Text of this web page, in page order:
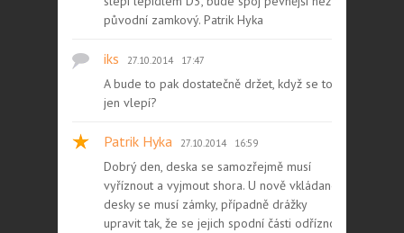
původní zamkový. Patrik Hyka
iks 27.10.2014 17:47
A bude to pak dostatečně držet, když se to
jen vlepí?
Patrik Hyka 27.10.2014 16:59
Dobrý den, deska se samozřejmě musí
vyříznout a vyjmout shora. U nově vkládané
desky se musí zámky, případně drážky
upravit tak, že se jejich spodní části odříznou